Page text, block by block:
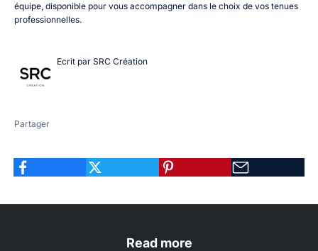
équipe, disponible pour vous accompagner dans le choix de vos tenues
professionnelles.
Ecrit par SRC Création
Partager
Read more